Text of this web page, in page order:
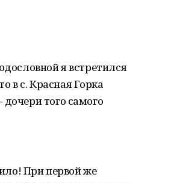
я встретился
в с. Красная Горка
того самого
При первой же